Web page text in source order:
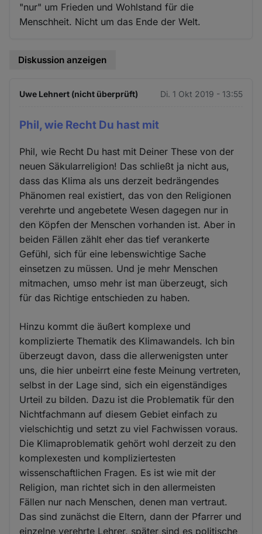
"nur" um Frieden und Wohlstand für die
Menschheit. Nicht um das Ende der Welt.
Diskussion anzeigen
Uwe Lehnert (nicht überprüft) Di. 1 Okt 2019 - 13:55
Phil, wie Recht Du hast mit
Phil, wie Recht Du hast mit Deiner These von der
neuen Säkularreligion! Das schließt ja nicht aus,
dass das Klima als uns derzeit bedrängendes
Phänomen real existiert, das von den Religionen
verehrte und angebetete Wesen dagegen nur in
den Köpfen der Menschen vorhanden ist. Aber in
beiden Fällen zählt eher das tief verankerte
Gefühl, sich für eine lebenswichtige Sache
einsetzen zu müssen. Und je mehr Menschen
mitmachen, umso mehr ist man überzeugt, sich
für das Richtige entschieden zu haben.
Hinzu kommt die äußert komplexe und
komplizierte Thematik des Klimawandels. Ich bin
überzeugt davon, dass die allerwenigsten unter
uns, die hier unbeirrt eine feste Meinung vertreten,
selbst in der Lage sind, sich ein eigenständiges
Urteil zu bilden. Dazu ist die Problematik für den
Nichtfachmann auf diesem Gebiet einfach zu
vielschichtig und setzt zu viel Fachwissen voraus.
Die Klimaproblematik gehört wohl derzeit zu den
komplexesten und kompliziertesten
wissenschaftlichen Fragen. Es ist wie mit der
Religion, man richtet sich in den allermeisten
Fällen nur nach Menschen, denen man vertraut.
Das sind zunächst die Eltern, dann der Pfarrer und
einzelne verehrte Lehrer, später sind es politische